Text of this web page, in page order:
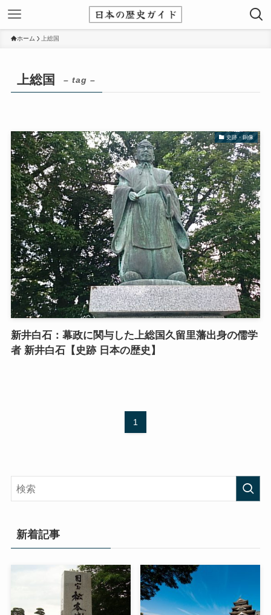
ホーム 上総国
上総国 – tag –
史跡・銅像
新井白石：幕政に関与した上総国久留里藩出身の儒学
者 新井白石【史跡 日本の歴史】
1
新着記事